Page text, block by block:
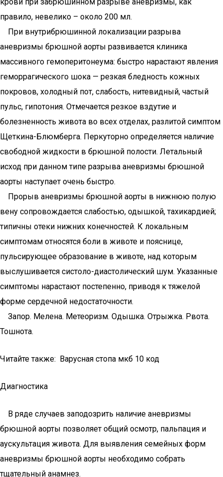
правило, невелико – около 200 мл.
При внутрибрюшинной локализации разрыва
аневризмы брюшной аорты развивается клиника
массивного гемоперитонеума: быстро нарастают явления
геморрагического шока — резкая бледность кожных
покровов, холодный пот, слабость, нитевидный, частый
пульс, гипотония. Отмечается резкое вздутие и
болезненность живота во всех отделах, разлитой симптом
Щеткина-Блюмберга. Перкуторно определяется наличие
свободной жидкости в брюшной полости. Леталь­ный
исход при данном типе разрыва аневризмы брюшной
аорты наступает очень быстро.
Прорыв аневризмы брюшной аорты в нижнюю полую
вену сопровождается слабостью, одышкой, тахикардией;
типичны отеки нижних конечностей. К локальным
симптомам относятся боли в животе и пояснице,
пульсирующее образование в животе, над которым
выслушивается систоло-диастолический шум. Указанные
симптомы нарастают постепенно, приводя к тяжелой
форме сердечной недостаточности.
Запор. Мелена. Метеоризм. Одышка. Отрыжка. Рвота.
Тошнота.
Читайте также: Варусная стопа мкб 10 код
Диагностика
В ряде случаев заподозрить наличие аневризмы
брюшной аорты позволяет общий осмотр, пальпация и
аускультация живота. Для выявления семейных форм
аневризмы брюшной аорты необходимо собрать
тщательный анамнез.